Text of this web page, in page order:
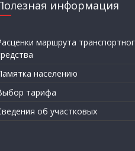
информация
маршрута
населению
тарифа
об участковых